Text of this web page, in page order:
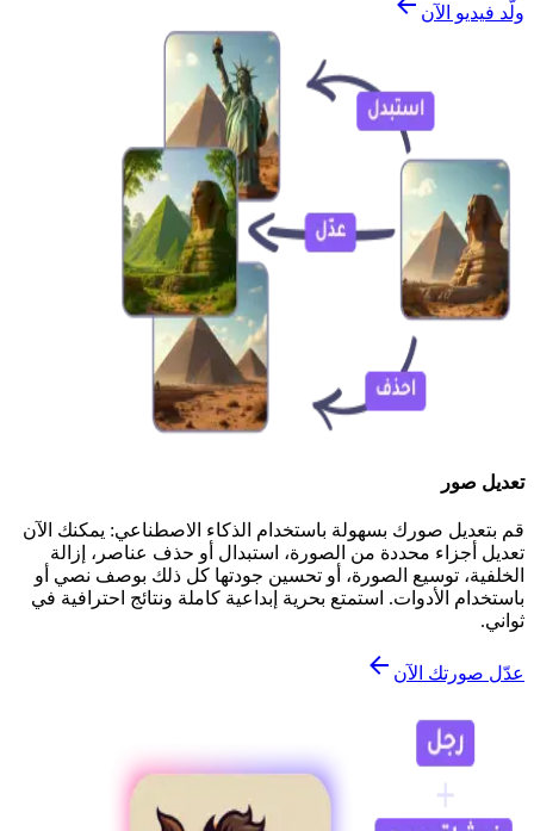
ولّد فيديو الآن
تعديل صور
قم بتعديل صورك بسهولة باستخدام الذكاء الاصطناعي: يمكنك الآن
تعديل أجزاء محددة من الصورة، استبدال أو حذف عناصر، إزالة
الخلفية، توسيع الصورة، أو تحسين جودتها كل ذلك بوصف نصي أو
باستخدام الأدوات. استمتع بحرية إبداعية كاملة ونتائج احترافية في
ثواني.
عدّل صورتك الآن